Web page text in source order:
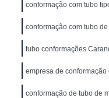
Galvanizado de Escada
Escada
Corrimão em
Galvanizado para
Corrimão
conformação com tubo
conformação com tubo
tubo conformações
empresa de conformação
conformação de tubo de